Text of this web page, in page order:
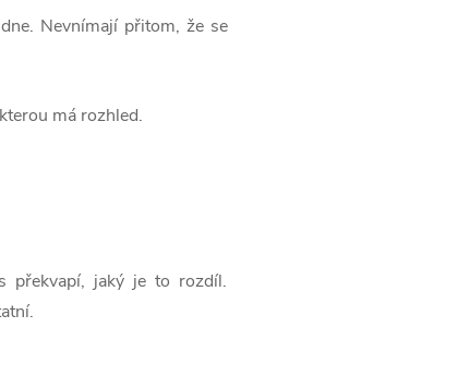
Nevnímají přitom, že se
má rozhled.
překvapí, jaký je to rozdíl.